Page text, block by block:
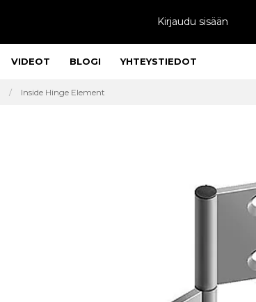
Kirjaudu sisään
VIDEOT BLOGI YHTEYSTIEDOT
Inside Hinge Element